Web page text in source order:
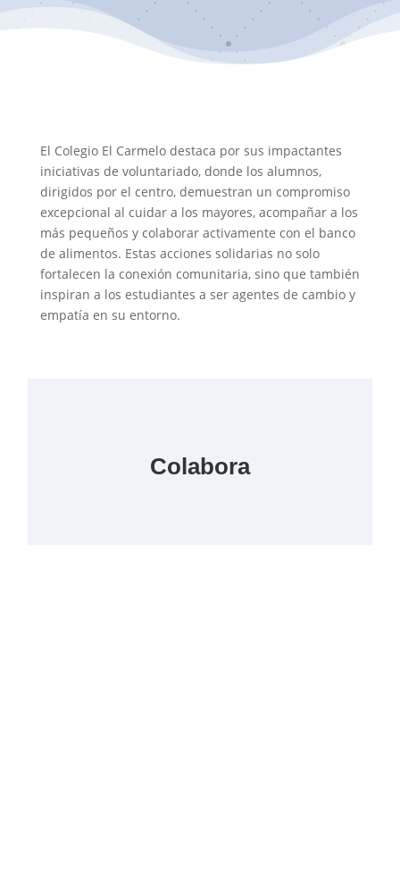
El Colegio El Carmelo destaca por sus impactantes
iniciativas de voluntariado, donde los alumnos,
dirigidos por el centro, demuestran un compromiso
excepcional al cuidar a los mayores, acompañar a los
más pequeños y colaborar activamente con el banco
de alimentos. Estas acciones solidarias no solo
fortalecen la conexión comunitaria, sino que también
inspiran a los estudiantes a ser agentes de cambio y
empatía en su entorno.
Colabora